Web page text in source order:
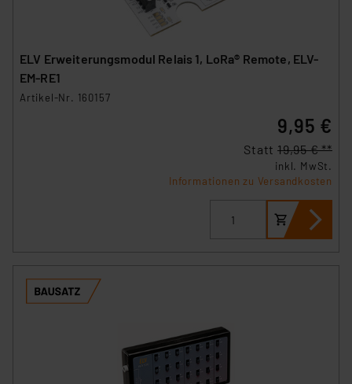
Datenschutzerklärung
ELV Erweiterungsmodul Relais 1, LoRa® Remote, ELV-
EM-RE1
Artikel-Nr. 160157
9,95 €
Statt 19,95 € **
inkl. MwSt.
Informationen zu Versandkosten